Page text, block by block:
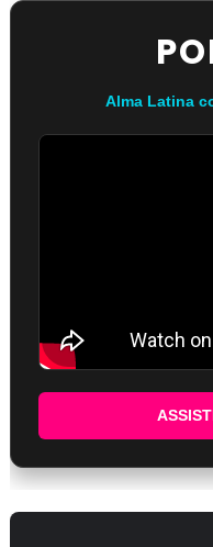
Alma Latina